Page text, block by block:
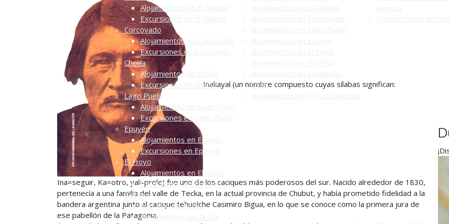
Alojamientos en El Maitén
Excursiones en El Maitén
Corcovado
Alojamientos en Corcovado
Excursiones en Corcovado
Cholila
Alojamientos en Cholila
Excursiones en Cholila
Lago Puelo
Alojamientos en Lago Puelo
Excursiones en Lago Puelo
Epuyén
Alojamientos en Epuyén
Excursiones en Epuyén
El Hoyo
Alojamientos en El Hoyo
Excursiones en El Hoyo
Tecka
Más info de Tecka
Alojamientos en Tecka
Chile
Dónde comer en
Inakayal (un nombre compuesto cuyas sílabas significan:
Ina=seguir, Ka=otro, yal=prole) fue uno de los caciques más poderosos del sur. Nacido alrededor de 1830,
pertenecía a una familia del valle de Tecka, en la actual provincia de Chubut, y había prometido fidelidad a la
bandera argentina junto al cacique tehuelche Casimiro Bigua, en lo que se conoce como la primera jura de
ese pabellón de la Patagonia.